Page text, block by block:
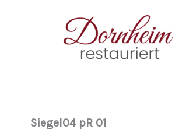
Siegel04 pR 01